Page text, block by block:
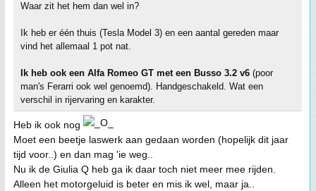
Waar zit het hem dan wel in?
Ik heb er één thuis (Tesla Model 3) en een aantal gereden maar
vind het allemaal 1 pot nat.
Ik heb ook een Alfa Romeo GT met een Busso 3.2 v6 (poor
man's Ferarri ook wel genoemd). Handgeschakeld. Wat een
verschil in rijervaring en karakter.
Heb ik ook nog
Moet een beetje laswerk aan gedaan worden (hopelijk dit jaar
tijd voor..) en dan mag 'ie weg..
Nu ik de Giulia Q heb ga ik daar toch niet meer mee rijden.
Alleen het motorgeluid is beter en mis ik wel, maar ja..